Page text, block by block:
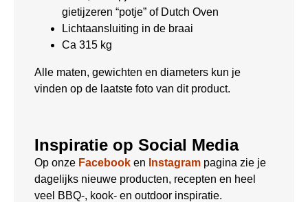
gietijzeren “potje” of Dutch Oven
Lichtaansluiting in de braai
Ca 315 kg
Alle maten, gewichten en diameters kun je
vinden op de laatste foto van dit product.
Inspiratie op Social Media
Op onze Facebook en Instagram pagina zie je
dagelijks nieuwe producten, recepten en heel
veel BBQ-, kook- en outdoor inspiratie.